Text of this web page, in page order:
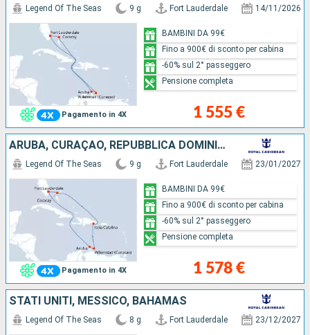
Pagamento in 4X
Legend Of The Seas 9 g Fort Lauderdale 14/11/2026
1 555 €
BAMBINI DA 99€
Fino a 900€ di sconto per cabina
-60% sul 2° passeggero
Pensione completa
ARUBA, CURAÇAO, REPUBBLICA DOMINICANA, BAHAMAS, STATI UNITI
Pagamento in 4X
Legend Of The Seas 9 g Fort Lauderdale 23/01/2027
1 578 €
BAMBINI DA 99€
Fino a 900€ di sconto per cabina
-60% sul 2° passeggero
Pensione completa
STATI UNITI, MESSICO, BAHAMAS
Legend Of The Seas 8 g Fort Lauderdale 23/12/2027